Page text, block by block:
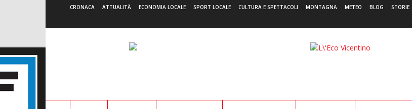
CRONACA ATTUALITÀ ECONOMIA LOCALE SPORT LOCALE CULTURA E SPETTACOLI MONTAGNA METEO BLOG STORIE
L'Eco